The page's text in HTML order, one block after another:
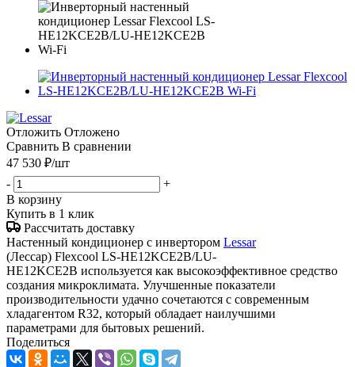
Отложить Отложено
Сравнить В сравнении
47 530 ₽/шт
-
+
В корзину
Купить в 1 клик
Рассчитать доставку
Настенный кондиционер с инвертором Lessar
(Лессар) Flexcool LS-HE12KCE2B/LU-
HE12KCE2B используется как высокоэффективное средство
создания микроклимата. Улучшенные показатели
производительности удачно сочетаются с современным
хладагентом R32, который обладает наилучшими
параметрами для бытовых решений.
Поделиться